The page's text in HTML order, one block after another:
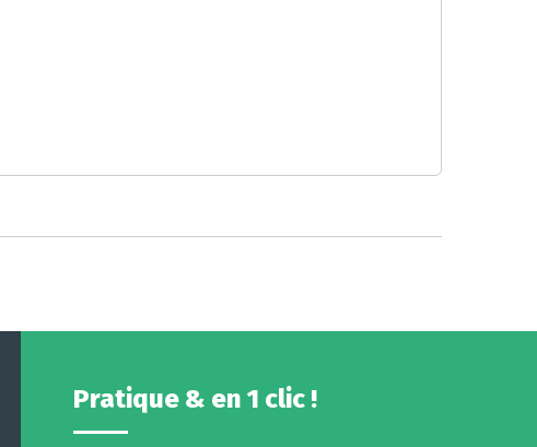
Pratique & en 1 clic !